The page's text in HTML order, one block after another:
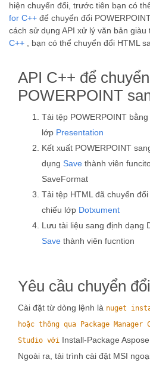
hiện chuyển đổi, trước tiên bạn có
for C++ để chuyển đổi
cách sử dụng API xử lý văn bản giàu
C++ , bạn có thể chuyển đổi HTML
API C++ để
POWERPOINT
Tải tệp POWERPOINT
lớp Presentation
Kết xuất POWERPOINT
dụng Save thành viên
SaveFormat
Tải tệp HTML đã chuyển
chiếu lớp Dotxument
Lưu tài liệu sang định dạng
Save thành viên fucntion
Yêu cầu chuyển đổi
Cài đặt từ dòng lệnh là nuget
hoặc thông qua Package
Studio với Install-Package
Ngoài ra, tải trình cài đặt MSI